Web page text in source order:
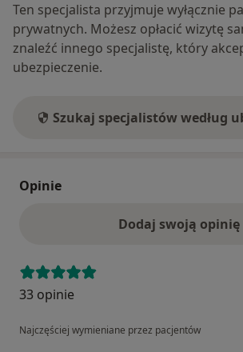
Ten specjalista przyjmuje wyłącznie
prywatnych. Możesz opłacić wizytę
znaleźć innego specjalistę, który
ubezpieczenie.
Szukaj specjalistów według
Opinie
Dodaj swoją opinię
33 opinie
Najczęściej wymieniane przez pacjentów